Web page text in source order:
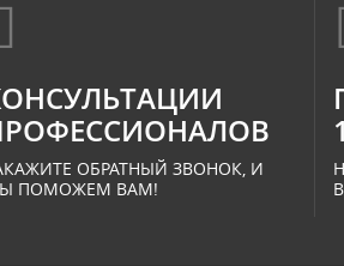
ОБРАТНЫЙ ЗВОНОК, И
ПОМОЖЕМ ВАМ!